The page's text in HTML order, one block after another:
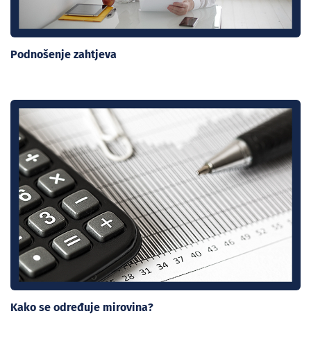
Podnošenje zahtjeva
Kako se određuje mirovina?